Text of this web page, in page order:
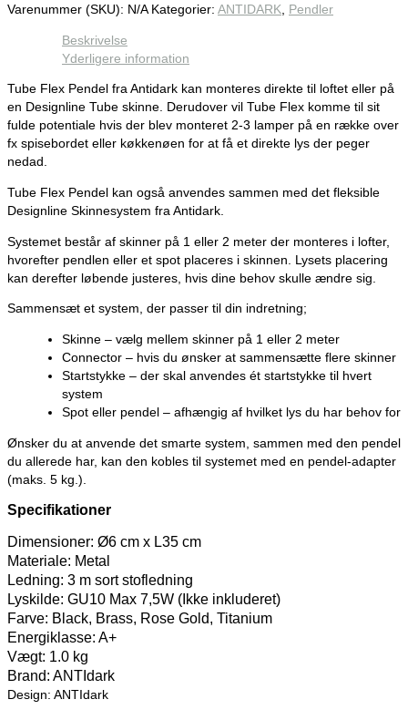
Varenummer (SKU): N/A Kategorier: ANTIDARK, Pendler
Beskrivelse
Yderligere information
Tube Flex Pendel fra Antidark kan monteres direkte til loftet eller på
en Designline Tube skinne. Derudover vil Tube Flex komme til sit
fulde potentiale hvis der blev monteret 2-3 lamper på en række over
fx spisebordet eller køkkenøen for at få et direkte lys der peger
nedad.
Tube Flex Pendel kan også anvendes sammen med det fleksible
Designline Skinnesystem fra Antidark.
Systemet består af skinner på 1 eller 2 meter der monteres i lofter,
hvorefter pendlen eller et spot placeres i skinnen. Lysets placering
kan derefter løbende justeres, hvis dine behov skulle ændre sig.
Sammensæt et system, der passer til din indretning;
Skinne – vælg mellem skinner på 1 eller 2 meter
Connector – hvis du ønsker at sammensætte flere skinner
Startstykke – der skal anvendes ét startstykke til hvert
system
Spot eller pendel – afhængig af hvilket lys du har behov for
Ønsker du at anvende det smarte system, sammen med den pendel
du allerede har, kan den kobles til systemet med en pendel-adapter
(maks. 5 kg.).
Specifikationer
Dimensioner: Ø6 cm x L35 cm
Materiale: Metal
Ledning: 3 m sort stofledning
Lyskilde: GU10 Max 7,5W (Ikke inkluderet)
Farve: Black, Brass, Rose Gold, Titanium
Energiklasse: A+
Vægt: 1.0 kg
Brand: ANTIdark
Design: ANTIdark